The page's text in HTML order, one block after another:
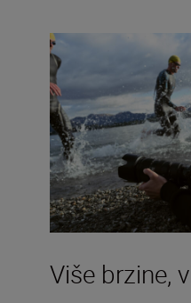
Više brzine,